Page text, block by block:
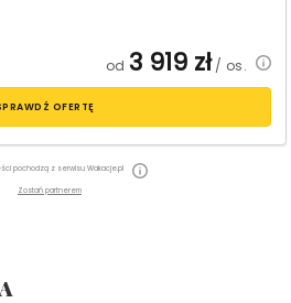
od 3 919 zł/ os.
OFERTĘ
pochodzą z serwisu Wakacje.pl
Zostań partnerem